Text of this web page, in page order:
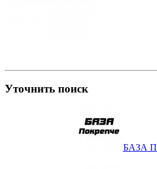
Уточнить поиск
БАЗА